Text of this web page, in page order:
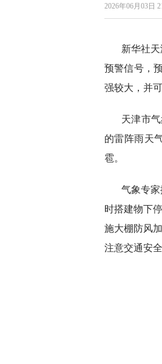
2026年06月03日
新华社
预警信号，
强较大，并
天津市
的雷阵雨天
雹。
气象专
时搭建物下
施大棚防风
注意交通安